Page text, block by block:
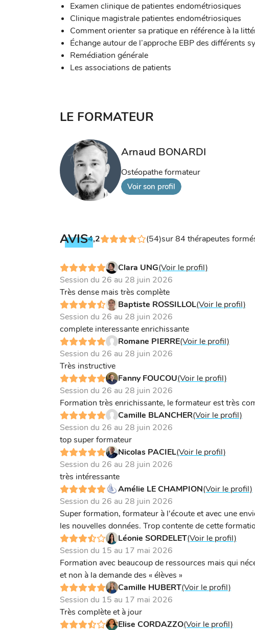
Examen clinique de patientes endométriosiques
Clinique magistrale patientes endométriosiques
Comment orienter sa pratique en référence à la
Échange autour de l’approche EBP des différents
Remédiation générale
Les associations de patients
LE FORMATEUR
Arnaud BONARDI
Ostéopathe formateur
Voir son profil
AVIS4,2 (54)sur 84 thérapeutes
Clara UNG(Voir le profil)
Session du 26 au 28 juin 2026
Très dense mais très complète
Baptiste ROSSILLOL(Voir le profil)
Session du 26 au 28 juin 2026
complete interessante enrichissante
Romane PIERRE(Voir le profil)
Session du 26 au 28 juin 2026
Très instructive
Fanny FOUCOU(Voir le profil)
Session du 26 au 28 juin 2026
Formation très enrichissante, le formateur est très
Camille BLANCHER(Voir le profil)
Session du 26 au 28 juin 2026
top super formateur
Nicolas PACIEL(Voir le profil)
Session du 26 au 28 juin 2026
très intéressante
Amélie LE CHAMPION(Voir le profil)
Session du 26 au 28 juin 2026
Super formation, formateur à l'écoute et avec une
les nouvelles données. Trop contente de cette
Léonie SORDELET(Voir le profil)
Session du 15 au 17 mai 2026
Formation avec beaucoup de ressources mais qui
et non à la demande des « élèves »
Camille HUBERT(Voir le profil)
Session du 15 au 17 mai 2026
Très complète et à jour
Elise CORDAZZO(Voir le profil)